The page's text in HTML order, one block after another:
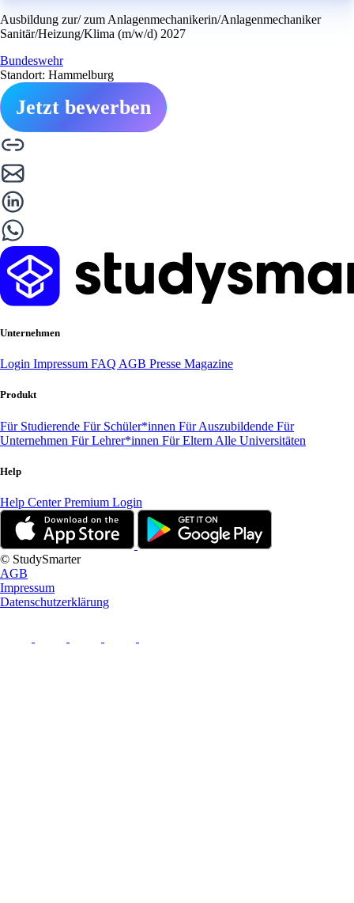
Ausbildung zur/ zum Anlagenmechanikerin/Anlagenmechaniker
Sanitär/Heizung/Klima (m/w/d) 2027
Bundeswehr
Standort: Hammelburg
Jetzt bewerben
Unternehmen
Login Impressum FAQ AGB Presse Magazine
Produkt
Für Studierende Für Schüler*innen Für Auszubildende Für
Unternehmen Für Lehrer*innen Für Eltern Alle Universitäten
Help
Help CenterPremium Login
© StudySmarter
AGB
Impressum
Datenschutzerklärung